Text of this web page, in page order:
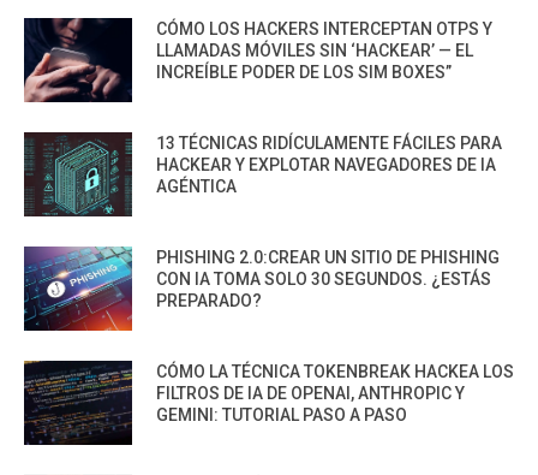
CÓMO LOS HACKERS INTERCEPTAN OTPS Y
LLAMADAS MÓVILES SIN ‘HACKEAR’ — EL
INCREÍBLE PODER DE LOS SIM BOXES”
13 TÉCNICAS RIDÍCULAMENTE FÁCILES PARA
HACKEAR Y EXPLOTAR NAVEGADORES DE IA
AGÉNTICA
PHISHING 2.0:CREAR UN SITIO DE PHISHING
CON IA TOMA SOLO 30 SEGUNDOS. ¿ESTÁS
PREPARADO?
CÓMO LA TÉCNICA TOKENBREAK HACKEA LOS
FILTROS DE IA DE OPENAI, ANTHROPIC Y
GEMINI: TUTORIAL PASO A PASO